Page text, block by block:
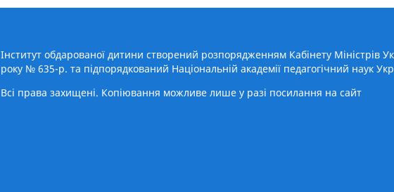
Інститут обдарованої дитини створений розпорядженням Кабінету Міністрів
року № 635-р. та підпорядкований Національній академії педагогічний наук
Всі права захищені. Копіювання можливе лише у разі посилання на сайт